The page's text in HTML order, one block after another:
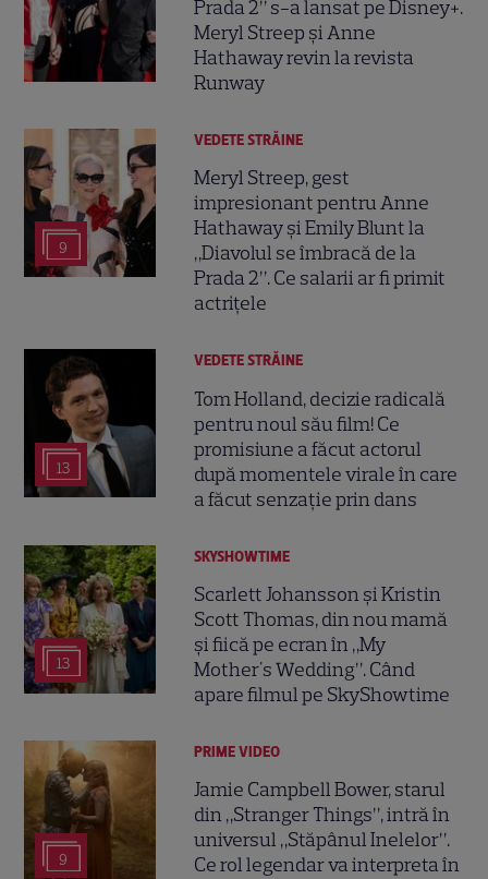
Prada 2” s-a lansat pe Disney+.
Meryl Streep și Anne
Hathaway revin la revista
Runway
9
VEDETE STRĂINE
Meryl Streep, gest
impresionant pentru Anne
Hathaway și Emily Blunt la
„Diavolul se îmbracă de la
Prada 2”. Ce salarii ar fi primit
actrițele
13
VEDETE STRĂINE
Tom Holland, decizie radicală
pentru noul său film! Ce
promisiune a făcut actorul
după momentele virale în care
a făcut senzație prin dans
13
SKYSHOWTIME
Scarlett Johansson și Kristin
Scott Thomas, din nou mamă
și fiică pe ecran în „My
Mother's Wedding”. Când
apare filmul pe SkyShowtime
9
PRIME VIDEO
Jamie Campbell Bower, starul
din „Stranger Things”, intră în
universul „Stăpânul Inelelor”.
Ce rol legendar va interpreta în